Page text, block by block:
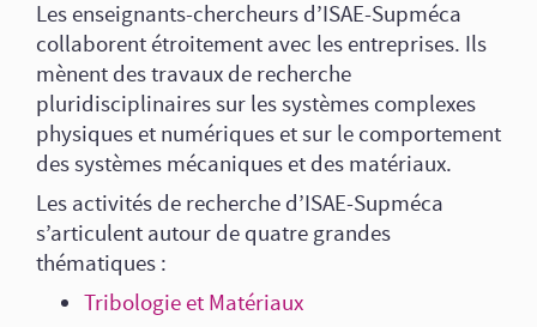
Les enseignants-chercheurs d’ISAE-Supméca
collaborent étroitement avec les entreprises. Ils
mènent des travaux de recherche
pluridisciplinaires sur les systèmes complexes
physiques et numériques et sur le comportement
des systèmes mécaniques et des matériaux.
Les activités de recherche d’ISAE-Supméca
s’articulent autour de quatre grandes
thématiques :
Tribologie et Matériaux